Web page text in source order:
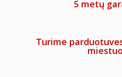
5 metų
Turime